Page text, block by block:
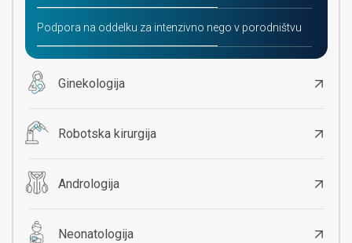
Podpora na oddelku za intenzivno nego v porodništvu
Ginekologija
Robotska kirurgija
Andrologija
Neonatologija